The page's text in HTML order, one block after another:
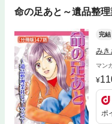
命の足あと～遺品整
完結
みき
マン
ポ